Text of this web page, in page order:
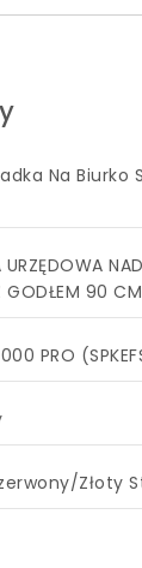
Na Biurko
GODŁEM 90
PRO
Złoty